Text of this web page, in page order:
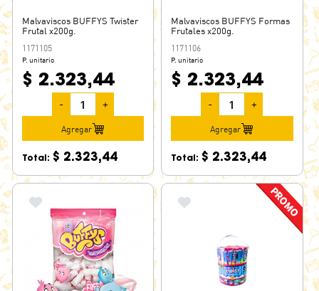
Malvaviscos BUFFYS Twister
Frutal x200g.
1171105
P. unitario
$ 2.323,44
- +
Agregar
Total: $ 2.323,44
Malvaviscos BUFFYS Formas
Frutales x200g.
1171106
P. unitario
$ 2.323,44
- +
Agregar
Total: $ 2.323,44